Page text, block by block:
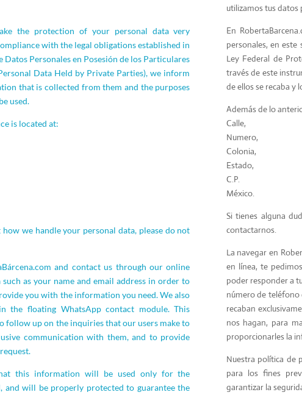
the protection of your personal data very
with the legal obligations established in
Datos Personales en Posesión de los Particulares
Data Held by Private Parties), we inform
that is collected from them and the purposes
used.
is located at:
we handle your personal data, please do not
and contact us through our online
as your name and email address in order to
you with the information you need. We also
the floating WhatsApp contact module. This
follow up on the inquiries that our users make to
communication with them, and to provide
this information will be used only for the
and will be properly protected to guarantee the
utilizamos tus datos
En
personales, en
Ley Federal de
través de este
de ellos se recaba y
Además de lo
Calle,
Numero,
Colonia,
Estado,
C.P.
México.
Si tienes alguna
contactarnos.
La navegar en
en línea, te
poder responder a
número de
recaban
nos hagan, para
proporcionarles la
Nuestra política de
para los fines
garantizar la